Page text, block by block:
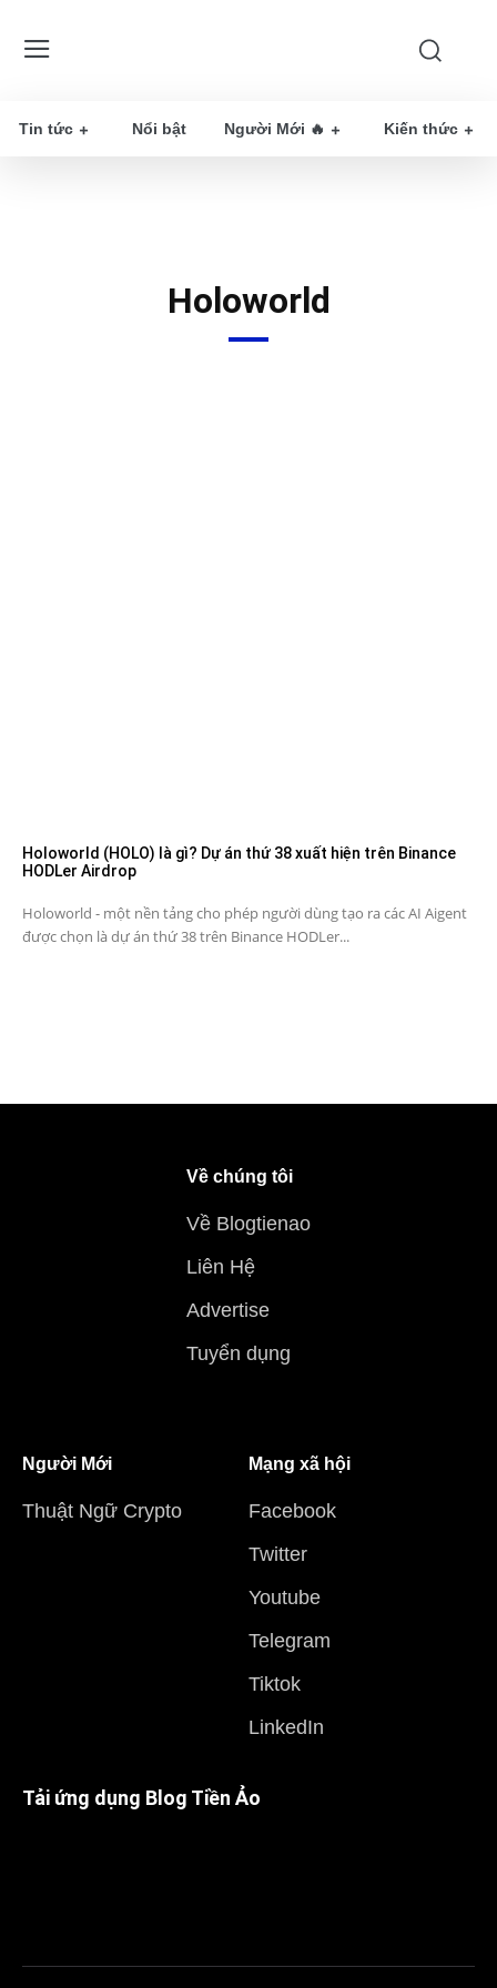
Tin tức Nổi bật Người Mới 🔥 Kiến thức
Holoworld
Holoworld (HOLO) là gì? Dự án thứ 38 xuất hiện trên Binance
HODLer Airdrop
Holoworld - một nền tảng cho phép người dùng tạo ra các AI Aigent
được chọn là dự án thứ 38 trên Binance HODLer...
Về chúng tôi
Về Blogtienao
Liên Hệ
Advertise
Tuyển dụng
Người Mới
Thuật Ngữ Crypto
Mạng xã hội
Facebook
Twitter
Youtube
Telegram
Tiktok
LinkedIn
Tải ứng dụng Blog Tiền Ảo